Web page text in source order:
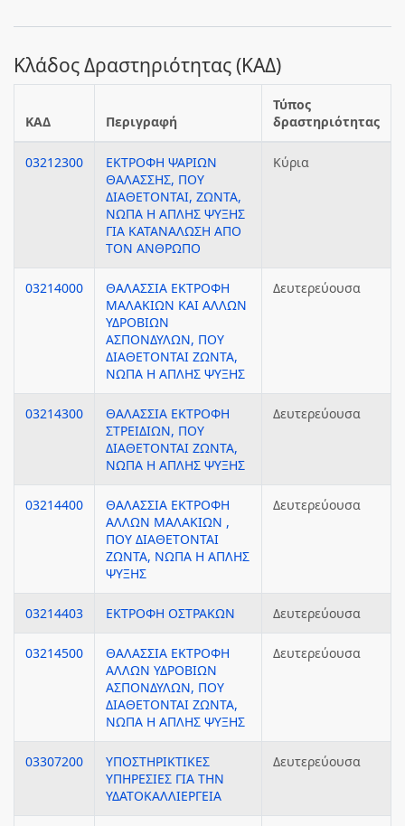
Κλάδος Δραστηριότητας (ΚΑΔ)
ΚΑΔ Περιγραφή
Τύπος
δραστηριότητας
03212300
ΕΚΤΡΟΦΗ ΨΑΡΙΩΝ
ΘΑΛΑΣΣΗΣ, ΠΟΥ
ΔΙΑΘΕΤΟΝΤΑΙ, ΖΩΝΤΑ,
ΝΩΠΑ Η ΑΠΛΗΣ ΨΥΞΗΣ
ΓΙΑ ΚΑΤΑΝΑΛΩΣΗ ΑΠΟ
ΤΟΝ ΑΝΘΡΩΠΟ
Κύρια
03214000
ΘΑΛΑΣΣΙΑ ΕΚΤΡΟΦΗ
ΜΑΛΑΚΙΩΝ ΚΑΙ ΑΛΛΩΝ
ΥΔΡΟΒΙΩΝ
ΑΣΠΟΝΔΥΛΩΝ, ΠΟΥ
ΔΙΑΘΕΤΟΝΤΑΙ ΖΩΝΤΑ,
ΝΩΠΑ Η ΑΠΛΗΣ ΨΥΞΗΣ
Δευτερεύουσα
03214300
ΘΑΛΑΣΣΙΑ ΕΚΤΡΟΦΗ
ΣΤΡΕΙΔΙΩΝ, ΠΟΥ
ΔΙΑΘΕΤΟΝΤΑΙ ΖΩΝΤΑ,
ΝΩΠΑ Η ΑΠΛΗΣ ΨΥΞΗΣ
Δευτερεύουσα
03214400
ΘΑΛΑΣΣΙΑ ΕΚΤΡΟΦΗ
ΑΛΛΩΝ ΜΑΛΑΚΙΩΝ ,
ΠΟΥ ΔΙΑΘΕΤΟΝΤΑΙ
ΖΩΝΤΑ, ΝΩΠΑ Η ΑΠΛΗΣ
ΨΥΞΗΣ
Δευτερεύουσα
03214403 ΕΚΤΡΟΦΗ ΟΣΤΡΑΚΩΝ Δευτερεύουσα
03214500
ΘΑΛΑΣΣΙΑ ΕΚΤΡΟΦΗ
ΑΛΛΩΝ ΥΔΡΟΒΙΩΝ
ΑΣΠΟΝΔΥΛΩΝ, ΠΟΥ
ΔΙΑΘΕΤΟΝΤΑΙ ΖΩΝΤΑ,
ΝΩΠΑ Η ΑΠΛΗΣ ΨΥΞΗΣ
Δευτερεύουσα
03307200
ΥΠΟΣΤΗΡΙΚΤΙΚΕΣ
ΥΠΗΡΕΣΙΕΣ ΓΙΑ ΤΗΝ
ΥΔΑΤΟΚΑΛΛΙΕΡΓΕΙΑ
Δευτερεύουσα